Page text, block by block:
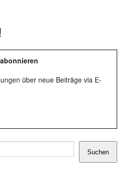
über neue Beiträge via E-
Suchen